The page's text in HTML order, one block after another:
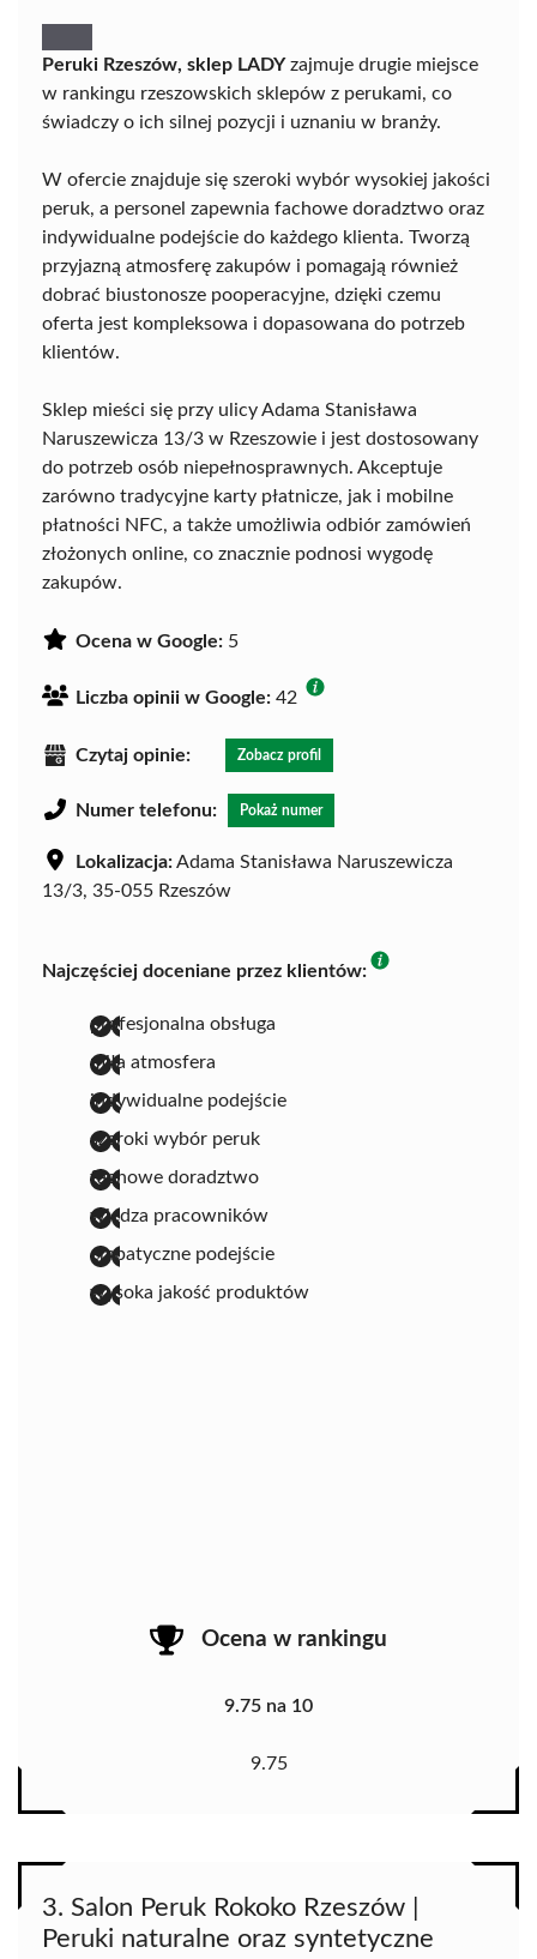
Peruki Rzeszów, sklep LADYzajmuje drugie miejsce
w rankingu rzeszowskich sklepów z perukami, co
świadczy o ich silnej pozycji i uznaniu w branży.
W ofercie znajduje się szeroki wybór wysokiej jakości
peruk, a personel zapewnia fachowe doradztwo oraz
indywidualne podejście do każdego klienta. Tworzą
przyjazną atmosferę zakupów i pomagają również
dobrać biustonosze pooperacyjne, dzięki czemu
oferta jest kompleksowa i dopasowana do potrzeb
klientów.
Sklep mieści się przy ulicy Adama Stanisława
Naruszewicza 13/3 w Rzeszowie i jest dostosowany
do potrzeb osób niepełnosprawnych. Akceptuje
zarówno tradycyjne karty płatnicze, jak i mobilne
płatności NFC, a także umożliwia odbiór zamówień
złożonych online, co znacznie podnosi wygodę
zakupów.
Ocena w Google: 5
Liczba opinii w Google: 42
Czytaj opinie: Zobacz profil
Numer telefonu: Pokaż numer
Lokalizacja:Adama Stanisława Naruszewicza
13/3, 35-055 Rzeszów
Najczęściej doceniane przez klientów:
profesjonalna obsługa
miła atmosfera
indywidualne podejście
szeroki wybór peruk
fachowe doradztwo
wiedza pracowników
empatyczne podejście
wysoka jakość produktów
Ocena w rankingu
9.75 na 10
9.75
3. Salon Peruk Rokoko Rzeszów |
Peruki naturalne oraz syntetyczne